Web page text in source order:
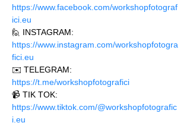
https://www.facebook.com/workshopfotograf
ici.eu
🙋 INSTAGRAM:
https://www.instagram.com/workshopfotogra
fici.eu
✉️ TELEGRAM:
https://t.me/workshopfotografici
📹 TIK TOK:
https://www.tiktok.com/@workshopfotografic
i.eu